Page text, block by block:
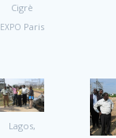
Cigrè
EXPO Paris
Lagos,